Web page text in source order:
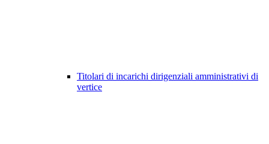
Titolari di incarichi dirigenziali amministrativi di
vertice